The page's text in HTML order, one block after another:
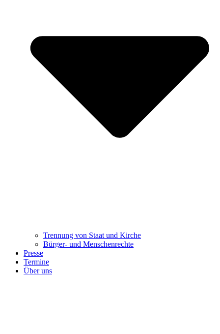
Trennung ​​​​​​​von Staat und Kirche
Bürger- und Menschenrechte
Presse
Termine
Über uns